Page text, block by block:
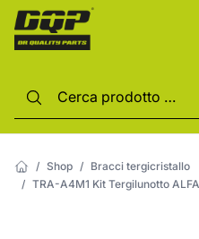
/ Shop / Bracci tergicristallo
/ TRA-A4M1 Kit Tergilunotto